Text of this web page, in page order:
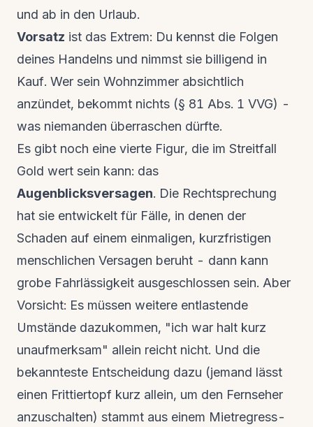
und ab in den Urlaub.
Vorsatz ist das Extrem: Du kennst die Folgen
deines Handelns und nimmst sie billigend in
Kauf. Wer sein Wohnzimmer absichtlich
anzündet, bekommt nichts (§ 81 Abs. 1 VVG) -
was niemanden überraschen dürfte.
Es gibt noch eine vierte Figur, die im Streitfall
Gold wert sein kann: das
Augenblicksversagen. Die Rechtsprechung
hat sie entwickelt für Fälle, in denen der
Schaden auf einem einmaligen, kurzfristigen
menschlichen Versagen beruht - dann kann
grobe Fahrlässigkeit ausgeschlossen sein. Aber
Vorsicht: Es müssen weitere entlastende
Umstände dazukommen, "ich war halt kurz
unaufmerksam" allein reicht nicht. Und die
bekannteste Entscheidung dazu (jemand lässt
einen Frittiertopf kurz allein, um den Fernseher
anzuschalten) stammt aus einem Mietregress-